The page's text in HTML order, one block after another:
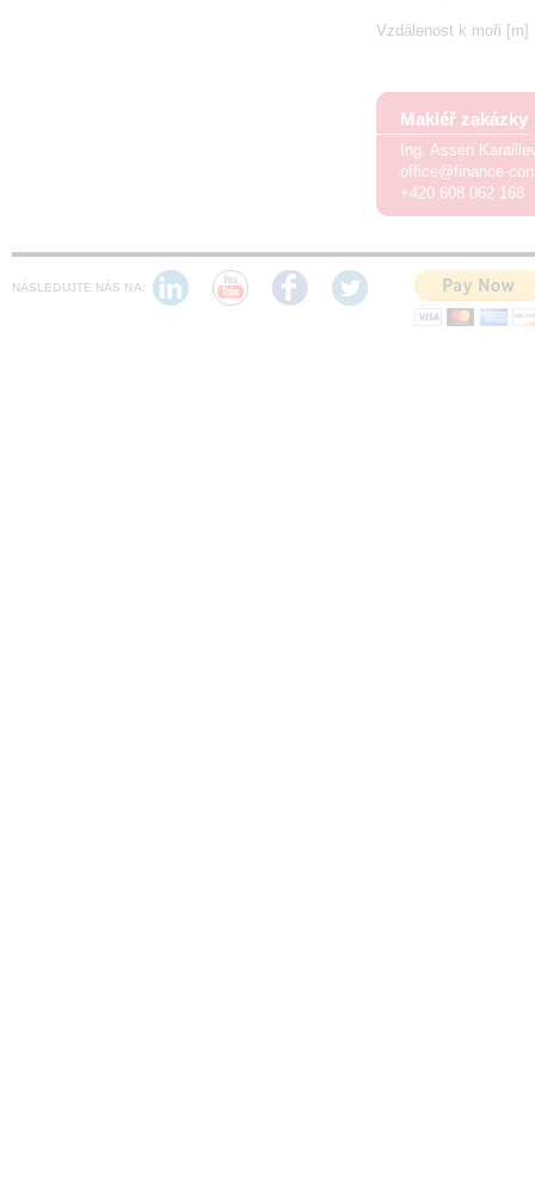
Vzdálenost k moři [m]
Makléř zakázky
Ing. Assen
office@finance-
+420 608 062 168
NÁSLEDUJTE NÁS NA: